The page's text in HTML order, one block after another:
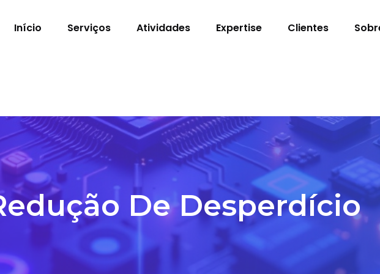
Início Serviços Atividades Expertise Clientes
De Desperdício